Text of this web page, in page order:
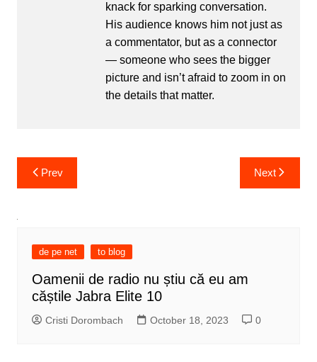
knack for sparking conversation.
His audience knows him not just as
a commentator, but as a connector
— someone who sees the bigger
picture and isn’t afraid to zoom in on
the details that matter.
Post
navigation
Prev Next
de pe net to blog
Oamenii de radio nu știu că eu am
căștile Jabra Elite 10
Cristi Dorombach October 18, 2023 0